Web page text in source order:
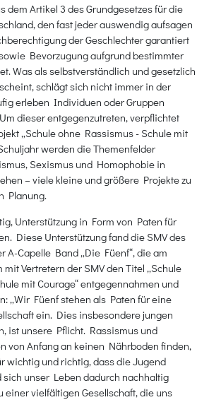
dem Artikel 3 des Grundgesetzes für die
den fast jeder auswendig aufsagen
der Geschlechter garantiert
Bevorzugung aufgrund bestimmter
Was als selbstverständlich und gesetzlich
schlägt sich nicht immer in der
erleben Individuen oder Gruppen
dieser entgegenzutreten, verpflichtet
„Schule ohne Rassismus - Schule mit
werden die Themenfelder
Sexismus und Homophobie in
– viele kleine und größere Projekte zu
Planung.
Unterstützung in Form von Paten für
Diese Unterstützung fand die SMV des
A-Capelle Band „Die Füenf“, die am
mit Vertretern der SMV den Titel „Schule
mit Courage“ entgegennahmen und
„Wir Füenf stehen als Paten für eine
ein. Dies insbesondere jungen
ist unsere Pflicht. Rassismus und
von Anfang an keinen Nährboden finden,
wichtig und richtig, dass die Jugend
unser Leben dadurch nachhaltig
einer vielfältigen Gesellschaft, die uns